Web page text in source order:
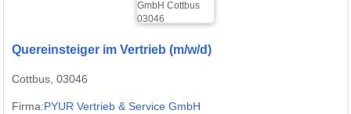
Quereinsteiger im Vertrieb (m/w/d)
Cottbus, 03046
Firma:PYUR Vertrieb & Service GmbH